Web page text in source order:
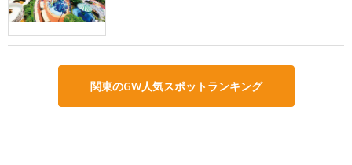
関東のGW人気スポットランキング